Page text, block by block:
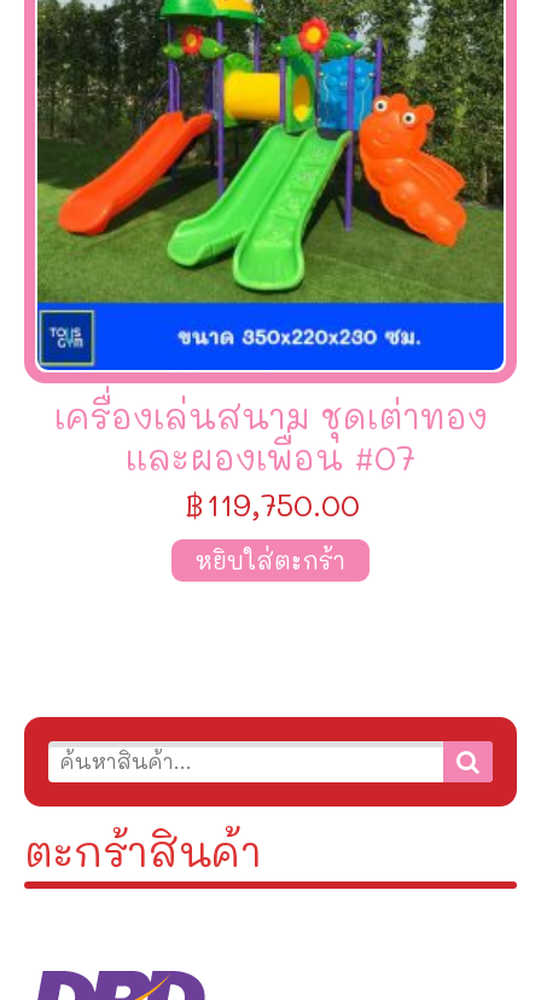
ตะกร้าสินค้า
เครื่องเล่นสนาม ชุดเต่าทอง
เเละผองเพื่อน #07
฿119,750.00
หยิบใส่ตะกร้า